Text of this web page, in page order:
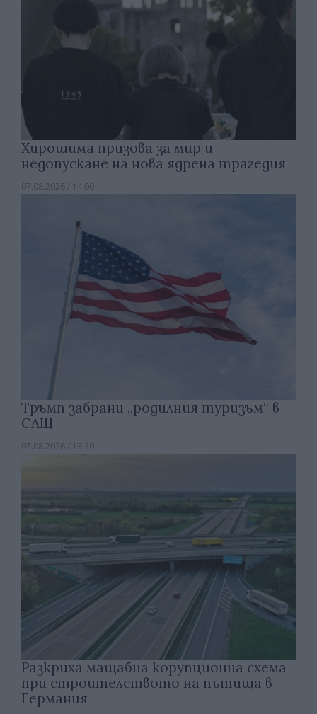
Хирошима призова за мир и
недопускане на нова ядрена трагедия
07.08.2026 / 14:00
Тръмп забрани „родилния туризъм“ в
САЩ
07.08.2026 / 13:30
Разкриха мащабна корупционна схема
при строителството на пътища в
Германия